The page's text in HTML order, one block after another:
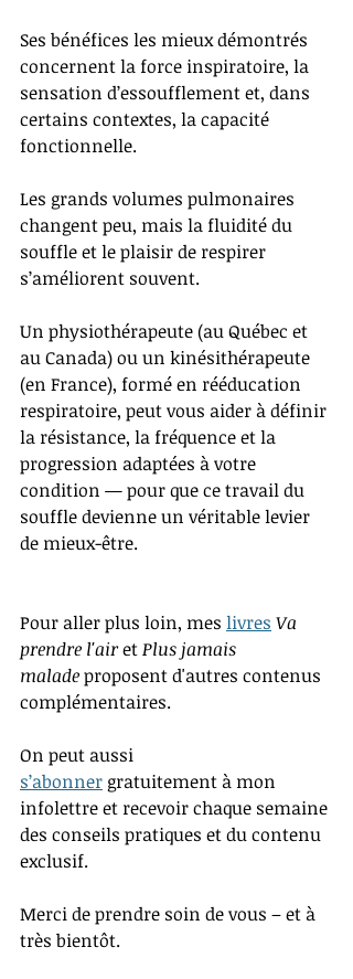
Ses bénéfices les mieux démontrés
concernent la force inspiratoire, la
sensation d’essoufflement et, dans
certains contextes, la capacité
fonctionnelle.
Les grands volumes pulmonaires
changent peu, mais la fluidité du
souffle et le plaisir de respirer
s’améliorent souvent.
Un physiothérapeute (au Québec et
au Canada) ou un kinésithérapeute
(en France), formé en rééducation
respiratoire, peut vous aider à définir
la résistance, la fréquence et la
progression adaptées à votre
condition — pour que ce travail du
souffle devienne un véritable levier
de mieux-être.
Pour aller plus loin, mes livres Va
prendre l'air et Plus jamais
malade proposent d'autres contenus
complémentaires.
On peut aussi
s’abonner gratuitement à mon
infolettre et recevoir chaque semaine
des conseils pratiques et du contenu
exclusif.
Merci de prendre soin de vous – et à
très bientôt.